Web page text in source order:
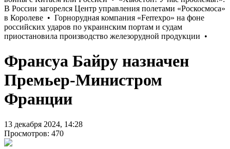
Франсуа Байру назначен
Премьер-Министром
Франции
13 декабря 2024, 14:28
Просмотров: 470